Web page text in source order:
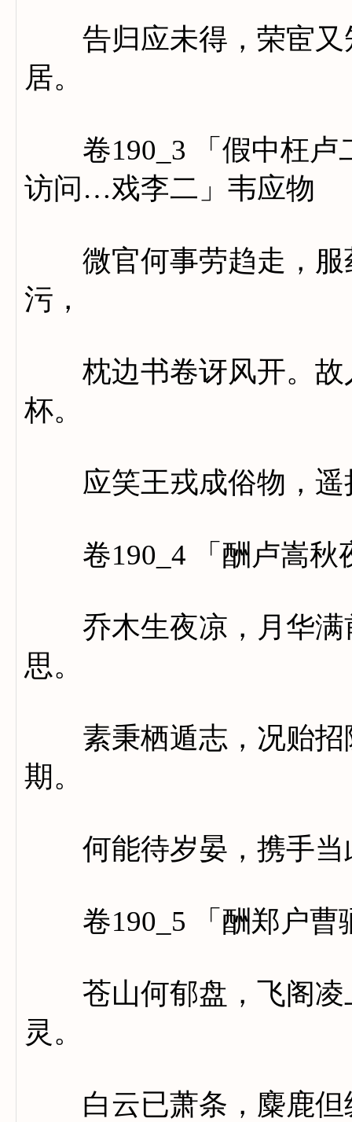
告归应未得，荣宦又
居。
卷190_3 「假中枉卢
访问…戏李二」韦应物
微官何事劳趋走，服
污，
枕边书卷讶风开。故
杯。
应笑王戎成俗物，遥
卷190_4 「酬卢嵩秋
乔木生夜凉，月华满
思。
素秉栖遁志，况贻招
期。
何能待岁晏，携手当
卷190_5 「酬郑户曹
苍山何郁盘，飞阁凌
灵。
白云已萧条，麋鹿但